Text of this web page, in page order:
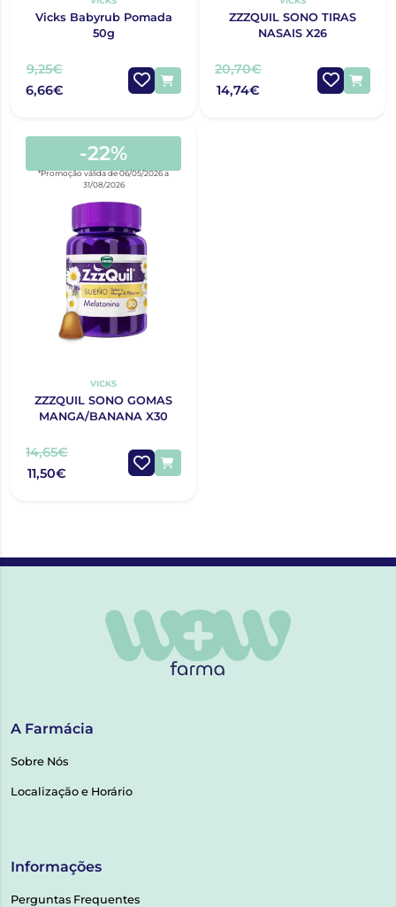
Vicks Babyrub Pomada
50g
9,25€
6,66€
ZZZQUIL SONO TIRAS
NASAIS X26
20,70€
14,74€
-22%
*Promoção válida de 06/05/2026 a
31/08/2026
VICKS
ZZZQUIL SONO GOMAS
MANGA/BANANA X30
14,65€
11,50€
A Farmácia
Sobre Nós
Localização e Horário
Informações
Perguntas Frequentes